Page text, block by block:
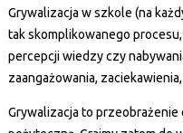
Grywalizacja w szkole (na
tak skomplikowanego
percepcji wiedzy czy
zaangażowania,
Grywalizacja to przeobrażenie